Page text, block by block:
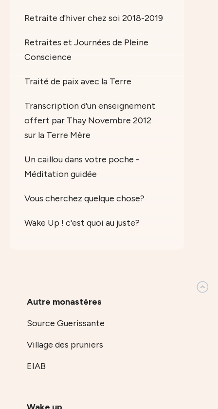
Retraite d'hiver chez soi 2018-2019
Retraites et Journées de Pleine
Conscience
Traité de paix avec la Terre
Transcription d'un enseignement
offert par Thay Novembre 2012
sur la Terre Mère
Un caillou dans votre poche -
Méditation guidée
Vous cherchez quelque chose?
Wake Up ! c'est quoi au juste?
Autre monastères
Source Guerissante
Village des pruniers
EIAB